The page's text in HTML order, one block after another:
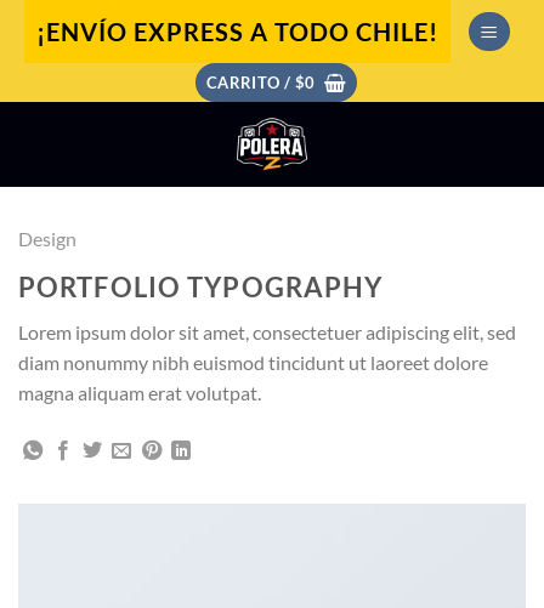
¡ENVÍO EXPRESS A TODO CHILE!
CARRITO / $0
Design
PORTFOLIO TYPOGRAPHY
Lorem ipsum dolor sit amet, consectetuer adipiscing elit, sed
diam nonummy nibh euismod tincidunt ut laoreet dolore
magna aliquam erat volutpat.